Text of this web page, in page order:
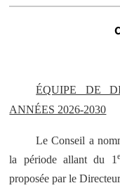
ÉQUIPE DE
ANNÉES 2026-2030
Le Conseil a
la période allant du 1
proposée par le